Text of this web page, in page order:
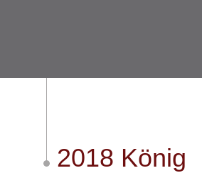
2018 König